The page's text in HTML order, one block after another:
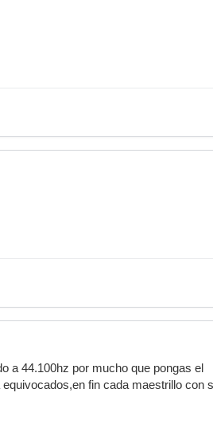
a 44.100hz por mucho que pongas el
fin cada maestrillo con